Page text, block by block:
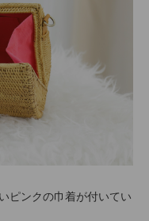
ピンクの巾着が付いてい